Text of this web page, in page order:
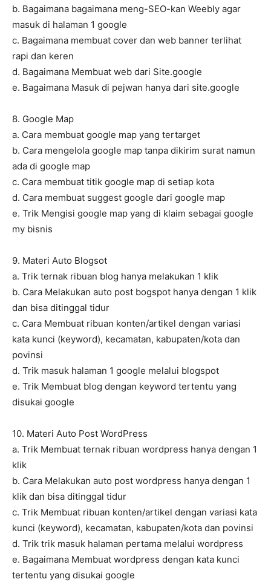
b. Bagaimana bagaimana meng-SEO-kan Weebly agar
masuk di halaman 1 google
c. Bagaimana membuat cover dan web banner terlihat
rapi dan keren
d. Bagaimana Membuat web dari Site.google
e. Bagaimana Masuk di pejwan hanya dari site.google
8. Google Map
a. Cara membuat google map yang tertarget
b. Cara mengelola google map tanpa dikirim surat namun
ada di google map
c. Cara membuat titik google map di setiap kota
d. Cara membuat suggest google dari google map
e. Trik Mengisi google map yang di klaim sebagai google
my bisnis
9. Materi Auto Blogsot
a. Trik ternak ribuan blog hanya melakukan 1 klik
b. Cara Melakukan auto post bogspot hanya dengan 1 klik
dan bisa ditinggal tidur
c. Cara Membuat ribuan konten/artikel dengan variasi
kata kunci (keyword), kecamatan, kabupaten/kota dan
povinsi
d. Trik masuk halaman 1 google melalui blogspot
e. Trik Membuat blog dengan keyword tertentu yang
disukai google
10. Materi Auto Post WordPress
a. Trik Membuat ternak ribuan wordpress hanya dengan 1
klik
b. Cara Melakukan auto post wordpress hanya dengan 1
klik dan bisa ditinggal tidur
c. Trik Membuat ribuan konten/artikel dengan variasi kata
kunci (keyword), kecamatan, kabupaten/kota dan povinsi
d. Trik trik masuk halaman pertama melalui wordpress
e. Bagaimana Membuat wordpress dengan kata kunci
tertentu yang disukai google